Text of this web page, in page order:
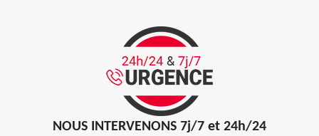
NOUS INTERVENONS 7j/7 et 24h/24